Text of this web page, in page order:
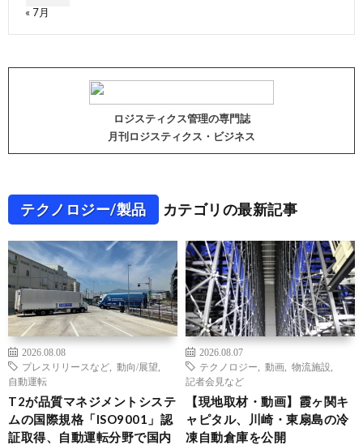
« 7月
ロジスティクス管理の専門誌
月刊ロジスティクス・ビジネス
テクノロジー/製品 カテゴリの最新記事
2026.08.08
プレスリリースなど
動向/展望
自動運転
T2が品質マネジメントシステ
ムの国際規格「ISO9001」認
証取得、自動運転分野で国内
2026.08.07
テクノロジー
動画 物流施設
記者会見など
【現地取材・動画】霞ヶ関キ
ャピタル、川崎・東扇島の冷
凍自動倉庫を公開